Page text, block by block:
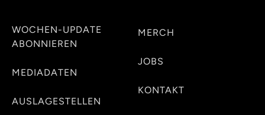
WOCHEN-UPDATE
ABONNIEREN
MEDIADATEN
AUSLAGESTELLEN
MERCH
JOBS
KONTAKT